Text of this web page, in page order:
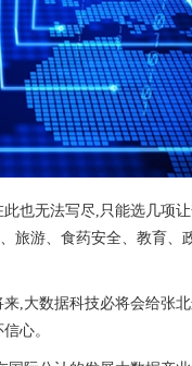
也无法写尽,只能选几项
旅游、食药安全、教育、
,大数据科技必将会给张
心。